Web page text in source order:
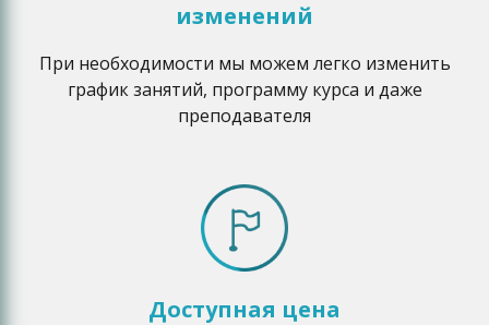
изменений
При необходимости мы можем легко изменить
график занятий, программу курса и даже
преподавателя
Доступная цена